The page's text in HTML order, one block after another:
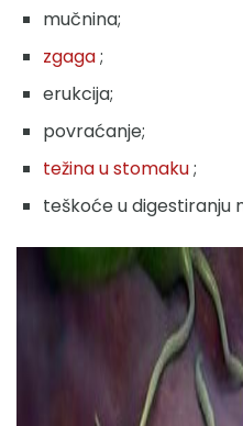
mučnina;
zgaga;
erukcija;
povraćanje;
težina u stomaku;
teškoće u digestiranju